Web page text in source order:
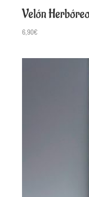
Velón
6,90€